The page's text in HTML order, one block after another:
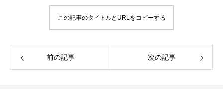
この記事のタイトルとURLをコピーする
前の記事 次の記事